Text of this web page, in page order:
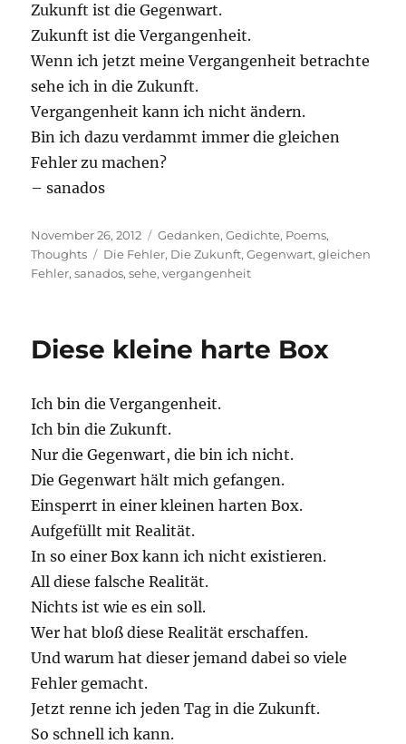
Zukunft ist die Gegenwart.
Zukunft ist die Vergangenheit.
Wenn ich jetzt meine Vergangenheit betrachte
sehe ich in die Zukunft.
Vergangenheit kann ich nicht ändern.
Bin ich dazu verdammt immer die gleichen
Fehler zu machen?
– sanados
Posted
on
November 26, 2012 Categories
Gedanken,Gedichte, Poems,
Thoughts
Tags
Die Fehler, Die Zukunft,Gegenwart,gleichen
Fehler,sanados,sehe,vergangenheit
Diese kleine harte Box
Ich bin die Vergangenheit.
Ich bin die Zukunft.
Nur die Gegenwart, die bin ich nicht.
Die Gegenwart hält mich gefangen.
Einsperrt in einer kleinen harten Box.
Aufgefüllt mit Realität.
In so einer Box kann ich nicht existieren.
All diese falsche Realität.
Nichts ist wie es ein soll.
Wer hat bloß diese Realität erschaffen.
Und warum hat dieser jemand dabei so viele
Fehler gemacht.
Jetzt renne ich jeden Tag in die Zukunft.
So schnell ich kann.